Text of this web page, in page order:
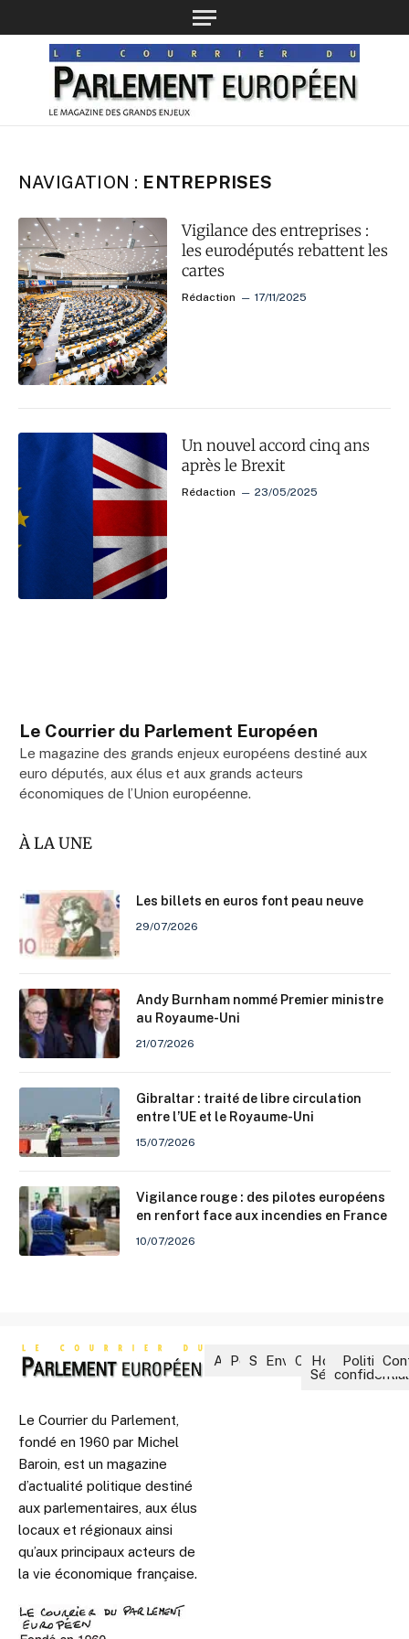
NAVIGATION : ENTREPRISES
Vigilance des entreprises :
les eurodéputés rebattent les
cartes
Rédaction 17/11/2025
Un nouvel accord cinq ans
après le Brexit
Rédaction 23/05/2025
Le Courrier du Parlement Européen
Le magazine des grands enjeux européens destiné aux
euro députés, aux élus et aux grands acteurs
économiques de l’Union européenne.
À LA UNE
Les billets en euros font peau neuve
29/07/2026
Andy Burnham nommé Premier ministre
au Royaume-Uni
21/07/2026
Gibraltar : traité de libre circulation
entre l’UE et le Royaume-Uni
15/07/2026
Vigilance rouge : des pilotes européens
en renfort face aux incendies en France
10/07/2026
Le Courrier du Parlement,
fondé en 1960 par Michel
Baroin, est un magazine
d’actualité politique destiné
aux parlementaires, aux élus
locaux et régionaux ainsi
qu’aux principaux acteurs de
la vie économique française.
Accueil
Politique
Société
Environnement
CultureHors-
Séries
Politique